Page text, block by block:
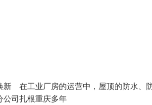
在工业厂房的运营中，屋顶的防水、
公司扎根重庆多年